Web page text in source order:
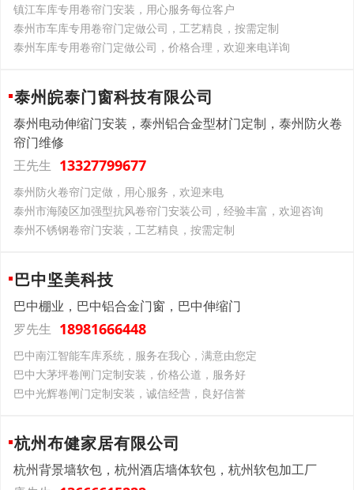
镇江车库专用卷帘门安装，用心服务每位客户
泰州市车库专用卷帘门定做公司，工艺精良，按需定制
泰州车库专用卷帘门定做公司，价格合理，欢迎来电详询
泰州皖泰门窗科技有限公司
泰州电动伸缩门安装，泰州铝合金型材门定制，泰州防火卷
帘门维修
王先生 13327799677
泰州防火卷帘门定做，用心服务，欢迎来电
泰州市海陵区加强型抗风卷帘门安装公司，经验丰富，欢迎咨询
泰州不锈钢卷帘门安装，工艺精良，按需定制
巴中坚美科技
巴中棚业，巴中铝合金门窗，巴中伸缩门
罗先生 18981666448
巴中南江智能车库系统，服务在我心，满意由您定
巴中大茅坪卷闸门定制安装，价格公道，服务好
巴中光辉卷闸门定制安装，诚信经营，良好信誉
杭州布健家居有限公司
杭州背景墙软包，杭州酒店墙体软包，杭州软包加工厂